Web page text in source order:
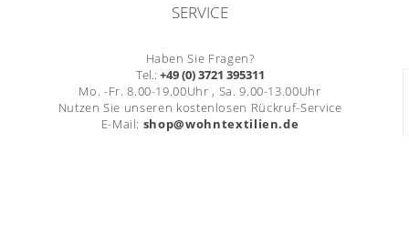
SERVICE
Haben Sie Fragen?
Tel.: +49 (0) 3721 395311
Mo. -Fr. 8.00-19.00Uhr , Sa. 9.00-13.00Uhr
Nutzen Sie unseren kostenlosen Rückruf-Service
E-Mail: shop@wohntextilien.de